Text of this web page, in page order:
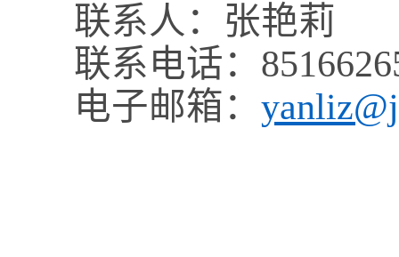
联系人：张艳莉
联系电话：
电子邮箱：